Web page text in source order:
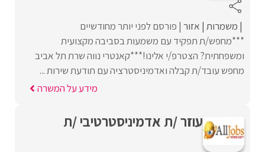
משמרות אזור פורסם לפני יותר מחודשיים
***מחפש/ת תפקיד עם משמעות בסביבה מקצועית
ומשפחתית? הצטרפ/י אלינו!***קאנטרי נווה שרת תל אביב
מחפש עובד/ת קבלה ואדמיניסטרציה עם תודעת שירות ...
מידע על המשרה
עוזר /ת אדמיניסטרטיבי /ת